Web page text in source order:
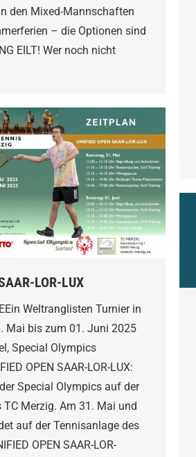
den Mixed-Mannschaften
– die Optionen sind
EILT! Wer noch nicht
LOR-LUX
Weltranglisten Turnier in
Mai bis zum 01. Juni 2025
Special Olympics
OPEN SAAR-LOR-LUX:
Special Olympics auf der
Merzig. Am 31. Mai und
auf der Tennisanlage des
OPEN SAAR-LOR-